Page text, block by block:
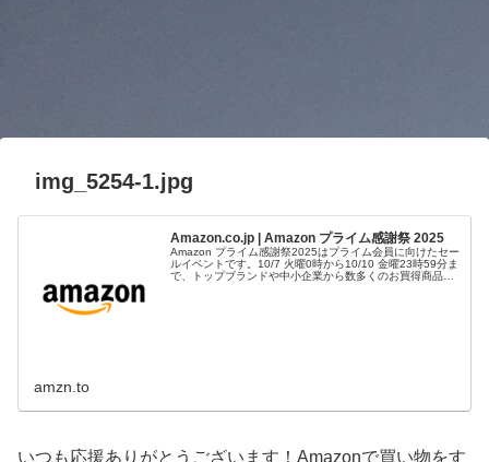
img_5254-1.jpg
Amazon.co.jp | Amazon プライム感謝祭 2025
Amazon プライム感謝祭2025はプライム会員に向けたセー
ルイベントです。10/7 火曜0時から10/10 金曜23時59分ま
で、トップブランドや中小企業から数多くのお買得商品が
amzn.to
いつも応援ありがとうございます！Amazonで買い物をす